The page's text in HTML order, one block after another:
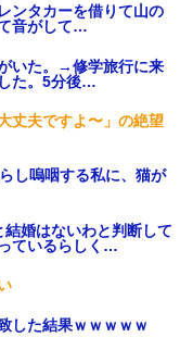
め足の上に石を落とし
な
こいつらのタチ悪い率は
の末、離婚を決意した理
なすぎるｗｗｗｗ
ンタカーを借りて山の
音がして…
いた。→修学旅行に来
た。5分後…
丈夫ですよ〜」の絶望
し嗚咽する私に、猫が
婚はないわと判断して
ているらしく…
した結果ｗｗｗｗｗ